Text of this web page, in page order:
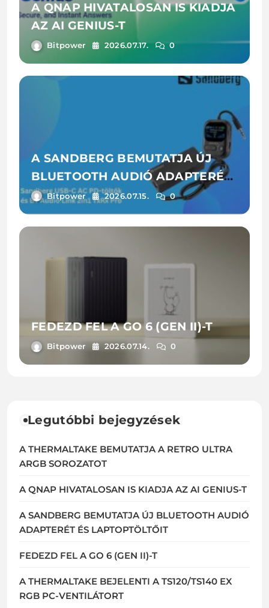
A QNAP HIVATALOSAN IS KIADJA
AZ AI GENIUS-T
Bitpower 2026.07.17. 0
A SANDBERG BEMUTATJA ÚJ
BLUETOOTH AUDIÓ ADAPTERÉT
ÉS LAPTOPTÖLTŐIT
Bitpower 2026.07.15. 0
FEDEZD FEL A GO 6 (GEN II)-T
Bitpower 2026.07.14. 0
Legutóbbi bejegyzések
A THERMALTAKE BEMUTATJA A RETRO ULTRA
ARGB SOROZATOT
A QNAP HIVATALOSAN IS KIADJA AZ AI GENIUS-T
A SANDBERG BEMUTATJA ÚJ BLUETOOTH AUDIÓ
ADAPTERÉT ÉS LAPTOPTÖLTŐIT
FEDEZD FEL A GO 6 (GEN II)-T
A THERMALTAKE BEJELENTI A TS120/TS140 EX
RGB PC-VENTILÁTORT